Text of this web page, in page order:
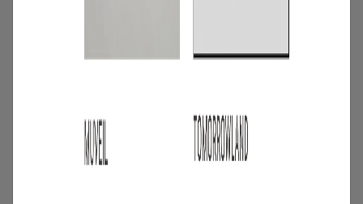
キャンペーン
【夏限定】短く借りて、たくさん楽し
む。短期レンタルキャンペーン開催